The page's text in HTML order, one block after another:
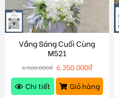
Vầng Sáng Cuối Cùng
M521
6.500.000₫ 6.350.000₫
Chi tiết
Giỏ hàng